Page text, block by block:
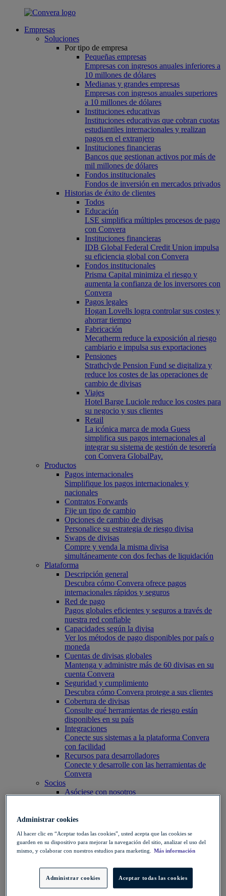
Empresas
Soluciones
Por tipo de empresa
Pequeñas empresas
Empresas con ingresos anuales inferiores a
10 millones de dólares
Medianas y grandes empresas
Empresas con ingresos anuales superiores
a 10 millones de dólares
Instituciones educativas
Instituciones educativas que cobran cuotas
estudiantiles internacionales y realizan
pagos en el extranjero
Instituciones financieras
Bancos que gestionan activos por más de
mil millones de dólares
Fondos institucionales
Fondos de inversión en mercados privados
Historias de éxito de clientes
Todos
Educación
LSE simplifica múltiples procesos de pago
con Convera
Instituciones financieras
IDB Global Federal Credit Union impulsa
su eficiencia global con Convera
Fondos institucionales
Prisma Capital minimiza el riesgo y
aumenta la confianza de los inversores con
Convera
Pagos legales
Hogan Lovells logra controlar sus costes y
ahorrar tiempo
Fabricación
Mecatherm reduce la exposición al riesgo
cambiario e impulsa sus exportaciones
Pensiones
Strathclyde Pension Fund se digitaliza y
reduce los costes de las operaciones de
cambio de divisas
Viajes
Hotel Barge Luciole reduce los costes para
su negocio y sus clientes
Retail
La icónica marca de moda Guess
simplifica sus pagos internacionales al
integrar su sistema de gestión de tesorería
con Convera GlobalPay.
Productos
Pagos internacionales
Simplifique los pagos internacionales y
nacionales
Contratos Forwards
Fije un tipo de cambio
Opciones de cambio de divisas
Personalice su estrategia de riesgo divisa
Swaps de divisas
Compre y venda la misma divisa
simultáneamente con dos fechas de liquidación
Plataforma
Descripción general
Descubra cómo Convera ofrece pagos
internacionales rápidos y seguros
Red de pago
Pagos globales eficientes y seguros a través de
nuestra red confiable
Capacidades según la divisa
Ver los métodos de pago disponibles por país o
moneda
Cuentas de divisas globales
Mantenga y administre más de 60 divisas en su
cuenta Convera
Seguridad y cumplimiento
Descubra cómo Convera protege a sus clientes
Cobertura de divisas
Consulte qué herramientas de riesgo están
disponibles en su país
Integraciones
Conecte sus sistemas a la plataforma Convera
con facilidad
Recursos para desarrolladores
Conecte y desarrolle con las herramientas de
Convera
Socios
Asóciese con nosotros
Amplíe su plataforma con pagos
Impulse el crecimiento mediante la captación de
estudiantes
Partners
Información
Administrar cookies
Al hacer clic en “Aceptar todas las cookies”, usted acepta que las cookies se
guarden en su dispositivo para mejorar la navegación del sitio, analizar el uso del
mismo, y colaborar con nuestros estudios para marketing.
Más información
Administrar cookies Aceptar todas las cookies